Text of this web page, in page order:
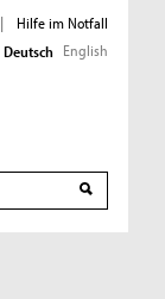
|
Hilfe im Notfall
Deutsch English